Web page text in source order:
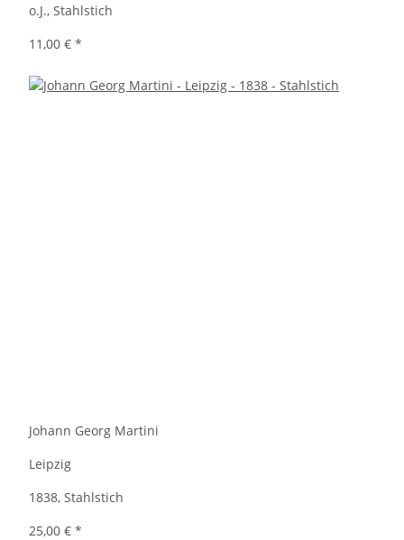
o.J., Stahlstich
11,00 € *
Johann Georg Martini
Leipzig
1838, Stahlstich
25,00 € *